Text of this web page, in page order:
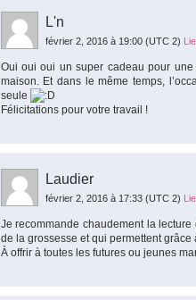
L'n
février 2, 2016 à 19:00 (UTC 2)
Oui oui oui un super cadeau pour
maison. Et dans le même temps,
seule
Félicitations pour votre travail !
Laudier
février 2, 2016 à 17:33 (UTC 2)
Je recommande chaudement la
de la grossesse et qui permettent
À offrir à toutes les futures ou jeunes